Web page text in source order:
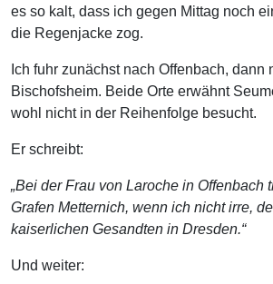
es so kalt, dass ich gegen Mittag noch
die Regenjacke zog.
Ich fuhr zunächst nach Offenbach, dann
Bischofsheim. Beide Orte erwähnt
wohl nicht in der Reihenfolge besucht.
Er schreibt:
„Bei der Frau von Laroche in Offenbach
Grafen Metternich, wenn ich nicht irre,
kaiserlichen Gesandten in Dresden.“
Und weiter: